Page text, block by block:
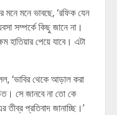
মনে ভাবছে, ‘রফিক যেন
সম্পর্কে কিছু জানে না।
হাতিয়ার পেয়ে যাবে। এটা
‘ভাবির থেকে আড়াল করা
সে জানবে না তো কে
তীব্র প্রতিবাদ জানাচ্ছি।’